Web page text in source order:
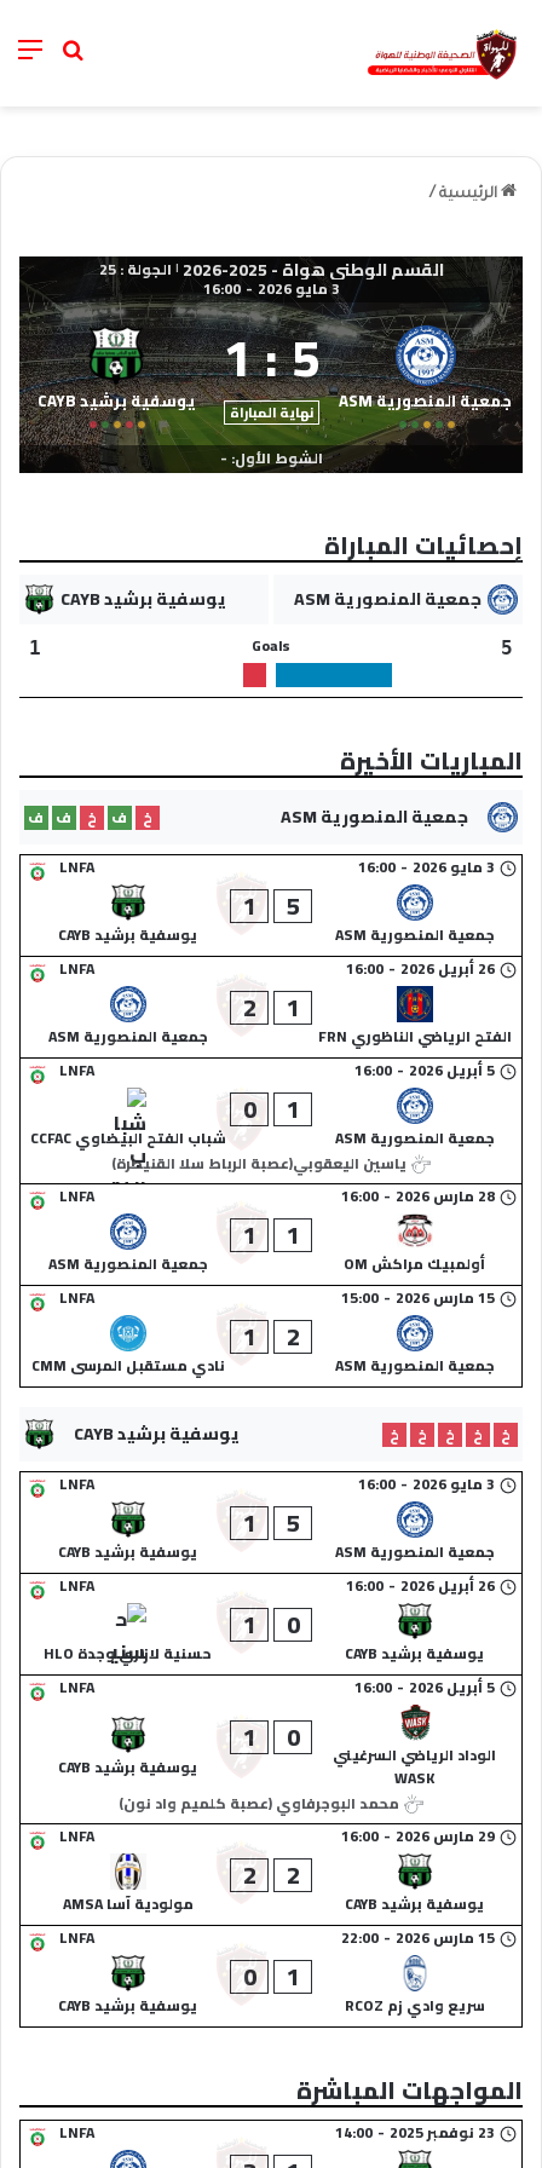
خانة
الرئيسية /
القسم الوطني هواة - 2025-2026 | الجولة : 25
3 مايو 2026 -
16:00
جمعية المنصورية ASM 5
:
1
نهاية المباراة يوسفية برشيد CAYB
الشوط الأول: -
إحصائيات المباراة
جمعية المنصورية ASM يوسفية برشيد CAYB
5
Goals
1
المباريات الأخيرة
جمعية المنصورية ASM خ ف خ ف ف
LNFA
3 مايو 2026 -
16:00
جمعية المنصورية ASM
5
1
يوسفية برشيد CAYB
LNFA
26 أبريل 2026 -
16:00
الفتح الرياضي الناظوري FRN
1
2
جمعية المنصورية ASM
LNFA
5 أبريل 2026 -
16:00
جمعية المنصورية ASM
1
0
شباب الفتح البيضاوي CCFAC
ياسين اليعقوبي(عصبة الرباط سلا القنيطرة)
LNFA
28 مارس 2026 -
16:00
أولمبيك مراكش OM
1
1
جمعية المنصورية ASM
LNFA
15 مارس 2026 -
15:00
جمعية المنصورية ASM
2
1
نادي مستقبل المرسى CMM
يوسفية برشيد CAYB خ خ خ خ
خ
LNFA
3 مايو 2026 -
16:00
جمعية المنصورية ASM
5
1
يوسفية برشيد CAYB
LNFA
26 أبريل 2026 -
16:00
يوسفية برشيد CAYB
0
1
حسنية لازاري وجدة HLO
LNFA
5 أبريل 2026 -
16:00
الوداد الرياضي السرغيني
WASK
0
1
يوسفية برشيد CAYB
محمد البوجرفاوي (عصبة كلميم واد نون)
LNFA
29 مارس 2026 -
16:00
يوسفية برشيد CAYB
2
2
مولودية آسا AMSA
LNFA
15 مارس 2026 -
22:00
سريع وادي زم RCOZ
1
0
يوسفية برشيد CAYB
المواجهات المباشرة
LNFA 23 نوفمبر 2025 -
14:00